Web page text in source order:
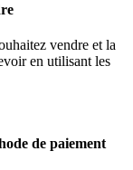
vendre et la
en utilisant les
de paiement